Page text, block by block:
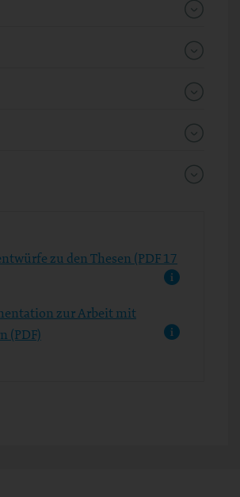
zu den Thesen (PDF 17
zur Arbeit mit
(PDF)